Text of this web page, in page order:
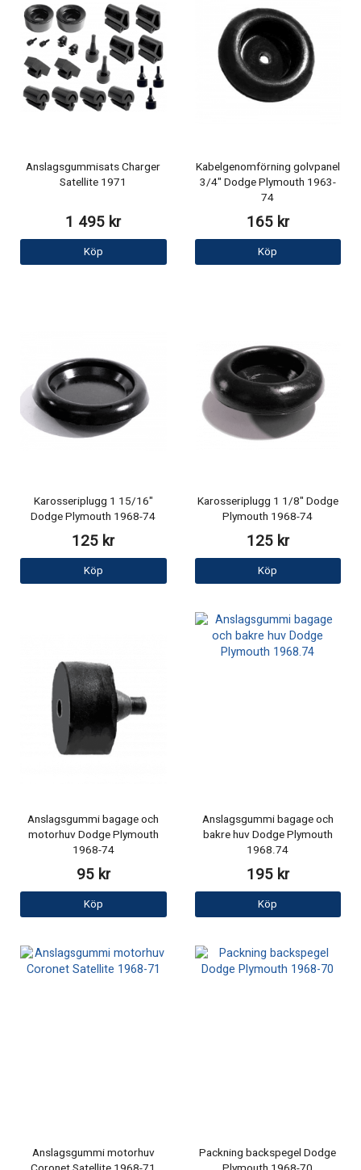
Anslagsgummisats Charger
Satellite 1971
1 495 kr
Köp
Kabelgenomförning golvpanel
3/4" Dodge Plymouth 1963-
74
165 kr
Köp
Karosseriplugg 1 15/16"
Dodge Plymouth 1968-74
125 kr
Köp
Karosseriplugg 1 1/8" Dodge
Plymouth 1968-74
125 kr
Köp
Anslagsgummi bagage och
motorhuv Dodge Plymouth
1968-74
95 kr
Köp
Anslagsgummi bagage och
bakre huv Dodge Plymouth
1968.74
195 kr
Köp
Anslagsgummi motorhuv
Packning backspegel Dodge